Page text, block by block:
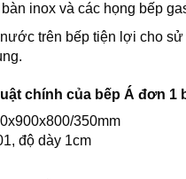
inox và các họng bếp
trên bếp tiện lợi cho
chính của bếp Á đơn 1
350mm
độ dày 1cm